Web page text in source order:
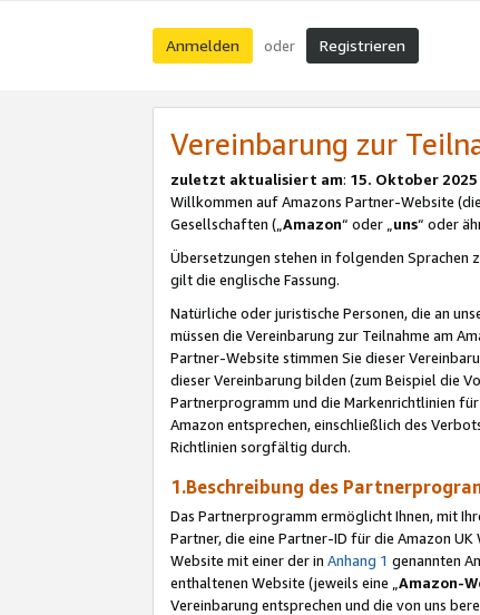
Anmelden oder Registrieren
Vereinbarung zur
zuletzt aktualisiert am: 15. Oktober 2025
Willkommen auf Amazons Partner-Website
Gesellschaften („Amazon“ oder „uns“ oder
Übersetzungen stehen in folgenden Sprachen
gilt die englische Fassung.
Natürliche oder juristische Personen, die an
müssen die Vereinbarung zur Teilnahme am
Partner-Website stimmen Sie dieser
dieser Vereinbarung bilden (zum Beispiel die
Partnerprogramm und die Markenrichtlinien
Amazon entsprechen, einschließlich des
Richtlinien sorgfältig durch.
1.Beschreibung des
Das Partnerprogramm ermöglicht Ihnen, mit
Partner, die eine Partner-ID für die Amazon
Website mit einer der in Anhang 1 genannten
enthaltenen Website (jeweils eine „ Amazon-
Vereinbarung entsprechen und die von uns